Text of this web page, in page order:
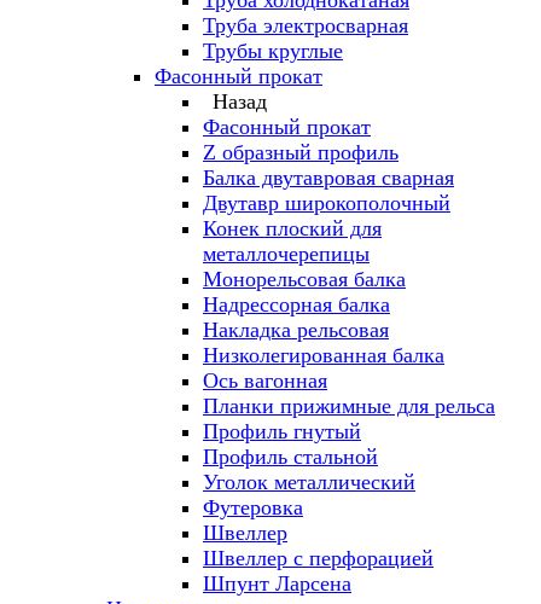
Труба электросварная
Трубы круглые
Фасонный прокат
Назад
Фасонный прокат
Z образный профиль
Балка двутавровая сварная
Двутавр широкополочный
Конек плоский для
металлочерепицы
Монорельсовая балка
Надрессорная балка
Накладка рельсовая
Низколегированная балка
Ось вагонная
Планки прижимные для рельса
Профиль гнутый
Профиль стальной
Уголок металлический
Футеровка
Швеллер
Швеллер с перфорацией
Шпунт Ларсена